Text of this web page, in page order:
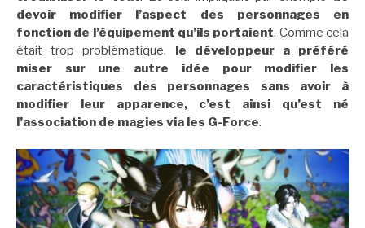
devoir modifier l’aspect des personnages en
fonction de l’équipement qu’ils portaient. Comme cela
était trop problématique, le développeur a préféré
miser sur une autre idée pour modifier les
caractéristiques des personnages sans avoir à
modifier leur apparence, c’est ainsi qu’est né
l’association de magies via les G-Force.